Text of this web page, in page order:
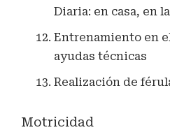
Diaria: en casa, en
Entrenamiento en
ayudas técnicas
Realización de
Motricidad